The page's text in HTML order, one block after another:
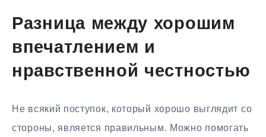
Разница между хорошим
впечатлением и
нравственной честностью
Не всякий поступок, который хорошо выглядит со
стороны, является правильным. Можно помогать